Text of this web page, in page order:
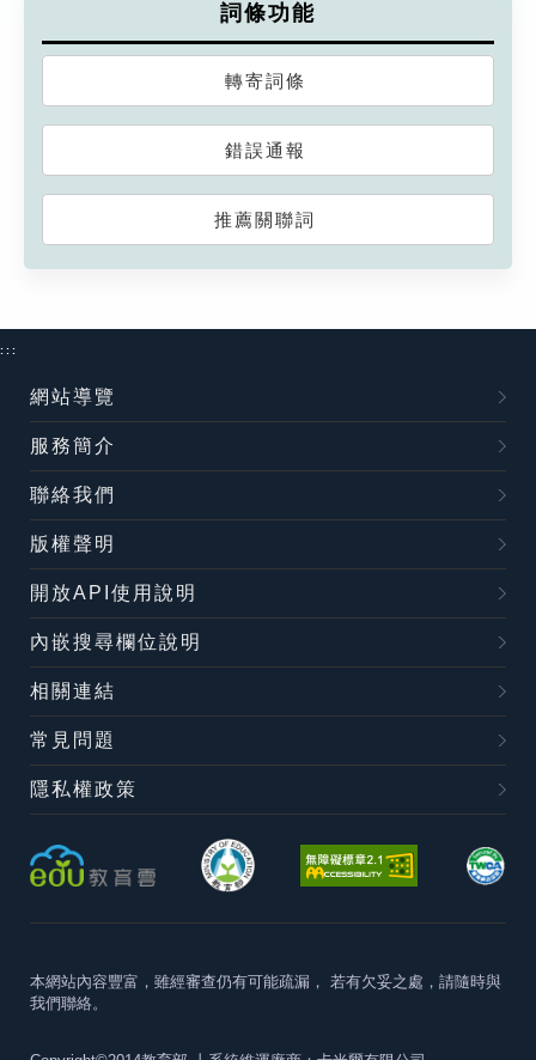
詞條功能
轉寄詞條
錯誤通報
推薦關聯詞
:::
網站導覽
服務簡介
聯絡我們
版權聲明
開放API使用說明
內嵌搜尋欄位說明
相關連結
常見問題
隱私權政策
本網站內容豐富，雖經審查仍有可能疏漏， 若有欠妥之處，請隨時與
我們聯絡。